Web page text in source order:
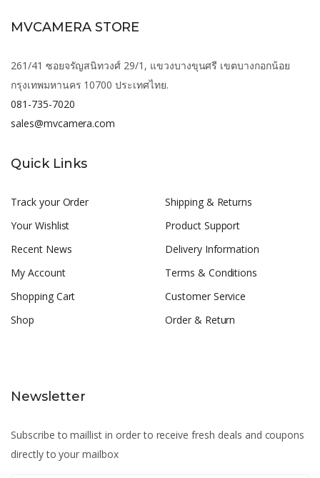
MVCAMERA STORE
261/41 ซอยจรัญสนิทวงศ์ 29/1, แขวงบางขุนศรี เขตบางกอกน้อย
กรุงเทพมหานคร 10700 ประเทศไทย.
081-735-7020
sales@mvcamera.com
Quick Links
Track your Order
Your Wishlist
Recent News
My Account
Shopping Cart
Shop
Shipping & Returns
Product Support
Delivery Information
Terms & Conditions
Customer Service
Order & Return
Newsletter
Subscribe to maillist in order to receive fresh deals and coupons
directly to your mailbox